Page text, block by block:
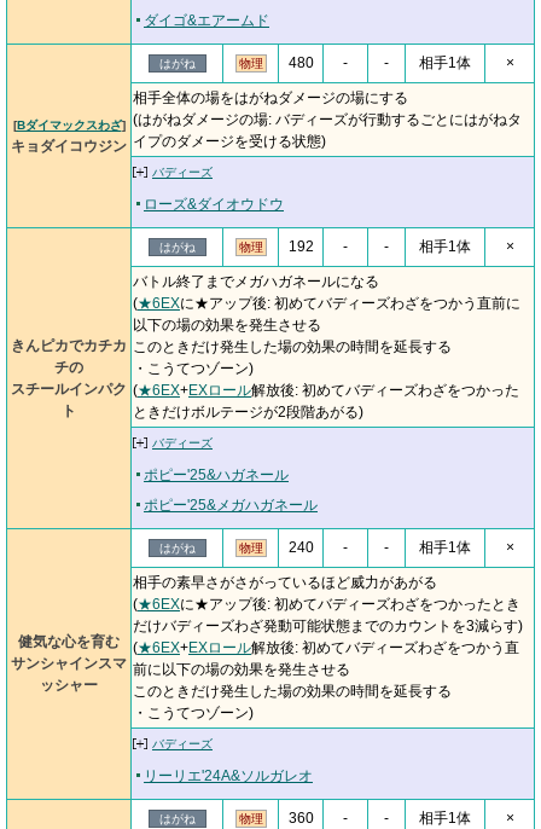
ダイゴ&エアームド
[Bダイマックスわざ]
キョダイコウジン
はがね 物理 480 - - 相手1体 ×
相手全体の場をはがねダメージの場にする
(はがねダメージの場: バディーズが行動するごとにはがねタ
イプのダメージを受ける状態)
バディーズ
ローズ&ダイオウドウ
きんピカでカチカ
チの
スチールインパク
ト
はがね 物理 192 - - 相手1体 ×
バトル終了までメガハガネールになる
(★6EXに★アップ後: 初めてバディーズわざをつかう直前に
以下の場の効果を発生させる
このときだけ発生した場の効果の時間を延長する
・こうてつゾーン)
(★6EX+EXロール解放後: 初めてバディーズわざをつかった
ときだけボルテージが2段階あがる)
バディーズ
ポピー'25&ハガネール
ポピー'25&メガハガネール
健気な心を育む
サンシャインスマ
ッシャー
はがね 物理 240 - - 相手1体 ×
相手の素早さがさがっているほど威力があがる
(★6EXに★アップ後: 初めてバディーズわざをつかったとき
だけバディーズわざ発動可能状態までのカウントを3減らす)
(★6EX+EXロール解放後: 初めてバディーズわざをつかう直
前に以下の場の効果を発生させる
このときだけ発生した場の効果の時間を延長する
・こうてつゾーン)
バディーズ
リーリエ'24A&ソルガレオ
はがね 物理 360 - - 相手1体 ×